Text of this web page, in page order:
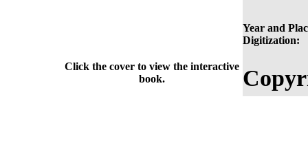
Year and
Digitization:
Click the cover to view the interactive
book.